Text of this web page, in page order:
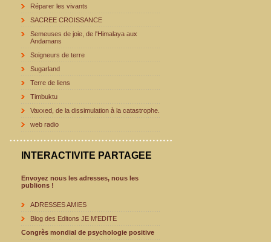
Réparer les vivants
SACREE CROISSANCE
Semeuses de joie, de l'Himalaya aux
Andamans
Soigneurs de terre
Sugarland
Terre de liens
Timbuktu
Vaxxed, de la dissimulation à la catastrophe.
web radio
INTERACTIVITE PARTAGEE
Envoyez nous les adresses, nous les
publions !
ADRESSES AMIES
Blog des Editons JE M'EDITE
Congrès mondial de psychologie positive